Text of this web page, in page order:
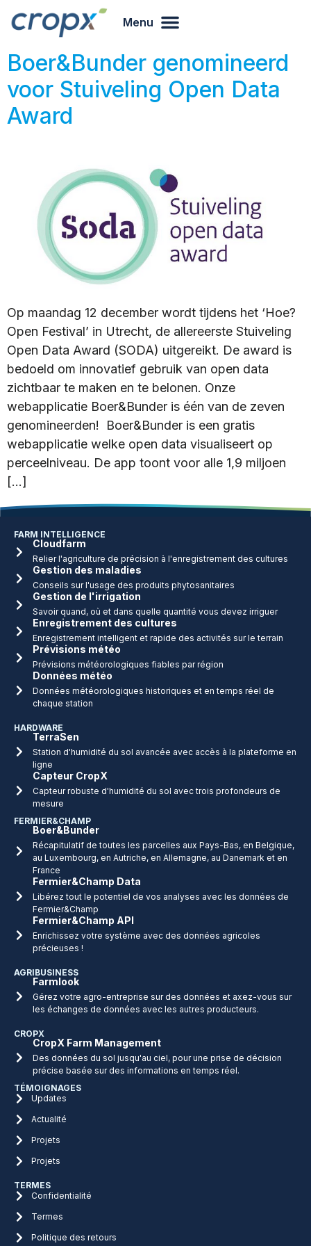
Menu
Boer&Bunder genomineerd
voor Stuiveling Open Data
Award
Op maandag 12 december wordt tijdens het ‘Hoe?
Open Festival’ in Utrecht, de allereerste Stuiveling
Open Data Award (SODA) uitgereikt. De award is
bedoeld om innovatief gebruik van open data
zichtbaar te maken en te belonen. Onze
webapplicatie Boer&Bunder is één van de zeven
genomineerden! Boer&Bunder is een gratis
webapplicatie welke open data visualiseert op
perceelniveau. De app toont voor alle 1,9 miljoen
[…]
FARM INTELLIGENCE
Cloudfarm
Relier l'agriculture de précision à l'enregistrement des cultures
Gestion des maladies
Conseils sur l'usage des produits phytosanitaires
Gestion de l'irrigation
Savoir quand, où et dans quelle quantité vous devez irriguer
Enregistrement des cultures
Enregistrement intelligent et rapide des activités sur le terrain
Prévisions météo
Prévisions météorologiques fiables par région
Données météo
Données météorologiques historiques et en temps réel de
chaque station
HARDWARE
TerraSen
Station d'humidité du sol avancée avec accès à la plateforme en
ligne
Capteur CropX
Capteur robuste d'humidité du sol avec trois profondeurs de
mesure
FERMIER&CHAMP
Boer&Bunder
Récapitulatif de toutes les parcelles aux Pays-Bas, en Belgique,
au Luxembourg, en Autriche, en Allemagne, au Danemark et en
France
Fermier&Champ Data
Libérez tout le potentiel de vos analyses avec les données de
Fermier&Champ
Fermier&Champ API
Enrichissez votre système avec des données agricoles
précieuses !
AGRIBUSINESS
Farmlook
Gérez votre agro-entreprise sur des données et axez-vous sur
les échanges de données avec les autres producteurs.
CROPX
CropX Farm Management
Des données du sol jusqu'au ciel, pour une prise de décision
précise basée sur des informations en temps réel.
TÉMOIGNAGES
Updates
Actualité
Projets
Projets
TERMES
Confidentialité
Termes
Politique des retours